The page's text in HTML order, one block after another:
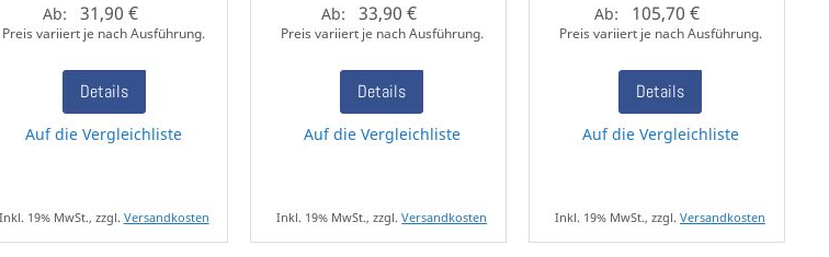
Ab: 31,90 €
Preis variiert je nach Ausführung.
Details
Auf die Vergleichliste
Inkl. 19% MwSt., zzgl. Versandkosten
Ab: 33,90 €
Preis variiert je nach Ausführung.
Details
Auf die Vergleichliste
Inkl. 19% MwSt., zzgl.Versandkosten
Ab: 105,70 €
Preis variiert je nach Ausführung.
Details
Auf die Vergleichliste
Inkl. 19% MwSt., zzgl.Versandkosten